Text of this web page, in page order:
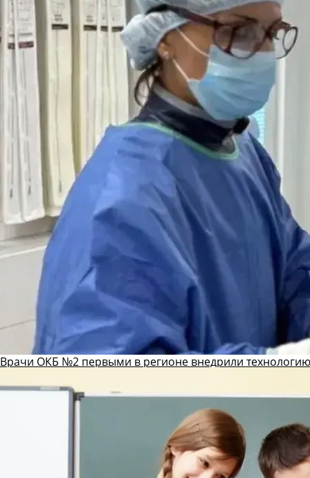
Врачи ОКБ №2 первыми в регионе внедрили